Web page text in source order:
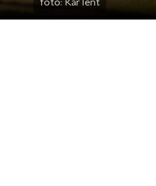
foto: KarTent